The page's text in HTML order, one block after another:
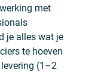
met
je alles wat je
te hoeven
(1–2